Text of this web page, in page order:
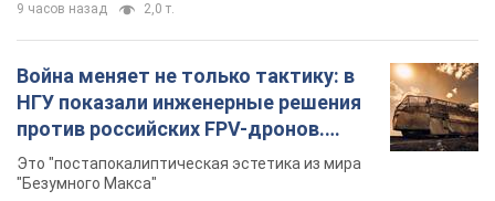
9 часов назад 2,0 т.
Война меняет не только тактику: в
НГУ показали инженерные решения
против российских FPV-дронов.
Фото
Это "постапокалиптическая эстетика из мира
"Безумного Макса"